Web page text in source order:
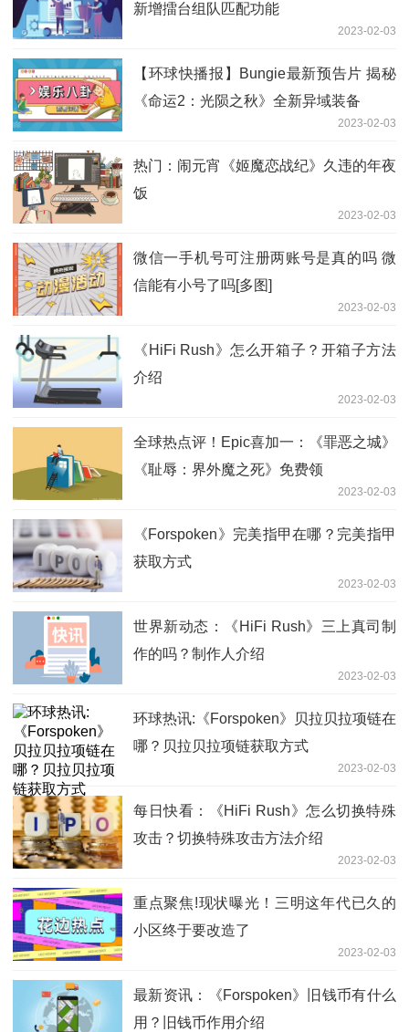
新增擂台组队匹配功能
2023-02-03
【环球快播报】Bungie最新预告片 揭秘
《命运2：光陨之秋》全新异域装备
2023-02-03
热门：闹元宵《姬魔恋战纪》久违的年夜
饭
2023-02-03
微信一手机号可注册两账号是真的吗 微
信能有小号了吗[多图]
2023-02-03
《HiFi Rush》怎么开箱子？开箱子方法
介绍
2023-02-03
全球热点评！Epic喜加一：《罪恶之城》
《耻辱：界外魔之死》免费领
2023-02-03
《Forspoken》完美指甲在哪？完美指甲
获取方式
2023-02-03
世界新动态：《HiFi Rush》三上真司制
作的吗？制作人介绍
2023-02-03
环球热讯:《Forspoken》贝拉贝拉项链在
哪？贝拉贝拉项链获取方式
2023-02-03
每日快看：《HiFi Rush》怎么切换特殊
攻击？切换特殊攻击方法介绍
2023-02-03
重点聚焦!现状曝光！三明这年代已久的
小区终于要改造了
2023-02-03
最新资讯：《Forspoken》旧钱币有什么
用？旧钱币作用介绍